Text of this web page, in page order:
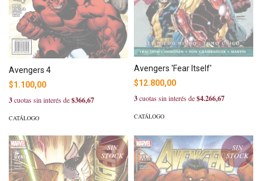
Avengers 4
$1.100,00
3cuotas sin interés de$366,67
CATÁLOGO
Avengers 'Fear Itself'
$12.800,00
3cuotas sin interés de$4.266,67
CATÁLOGO
SIN
STOCK
SIN
STOCK